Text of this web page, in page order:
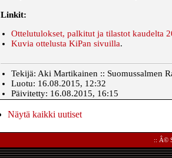
Linkit:
Ottelutulokset, palkitut ja tilastot kaudelta
Kuvia ottelusta KiPan sivuilla.
Tekijä: Aki Martikainen :: Suomussalmen
Luotu: 16.08.2015, 12:32
Päivitetty: 16.08.2015, 16:15
Näytä kaikki uutiset
:: Â©